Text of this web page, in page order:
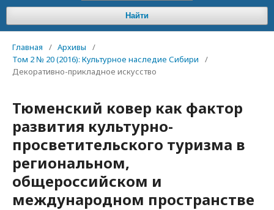
Найти
Главная / Архивы
/
Том 2 № 20 (2016): Культурное наследие Сибири
/
Декоративно-прикладное искусство
Тюменский ковер как фактор
развития культурно-
просветительского туризма в
региональном,
общероссийском и
международном пространстве